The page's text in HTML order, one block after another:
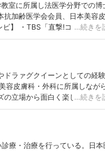
室に所属し法医学分野での博
抗加齢医学会会員、日本美容
】 ・TBS「直撃!コロシアム
てます」 ・日本テレビ「ナカ
る肌 BOOK 【WEB】・「オ
…続きを
ラァグクイーンとしての経
皮膚科・外科に所属しながら
の立場から面白く楽しく発信
…続きを
療・治療を行っている。日本